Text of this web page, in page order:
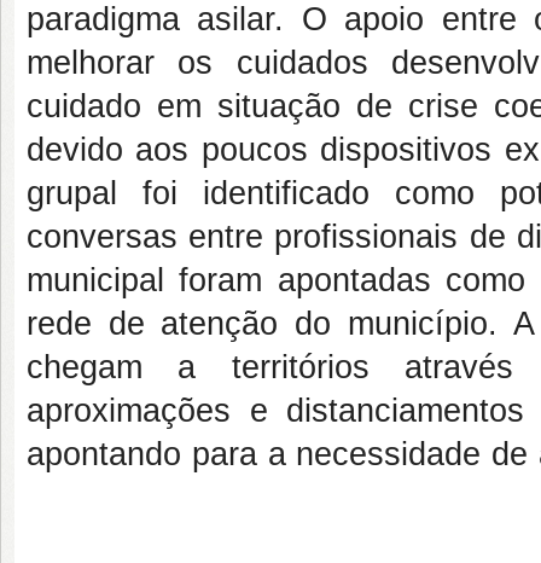
paradigma asilar. O apoio
melhorar os cuidados
cuidado em situação de crise
devido aos poucos dispositivos
grupal foi identificado como
conversas entre profissionais de
municipal foram apontadas
rede de atenção do município.
chegam a territórios através
aproximações e
apontando para a necessidade